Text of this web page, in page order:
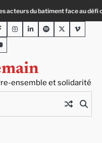
défi climatique Entourage : un
ensemble et solidarité
Instagram
LinkedInSpotifyTwitterViméo